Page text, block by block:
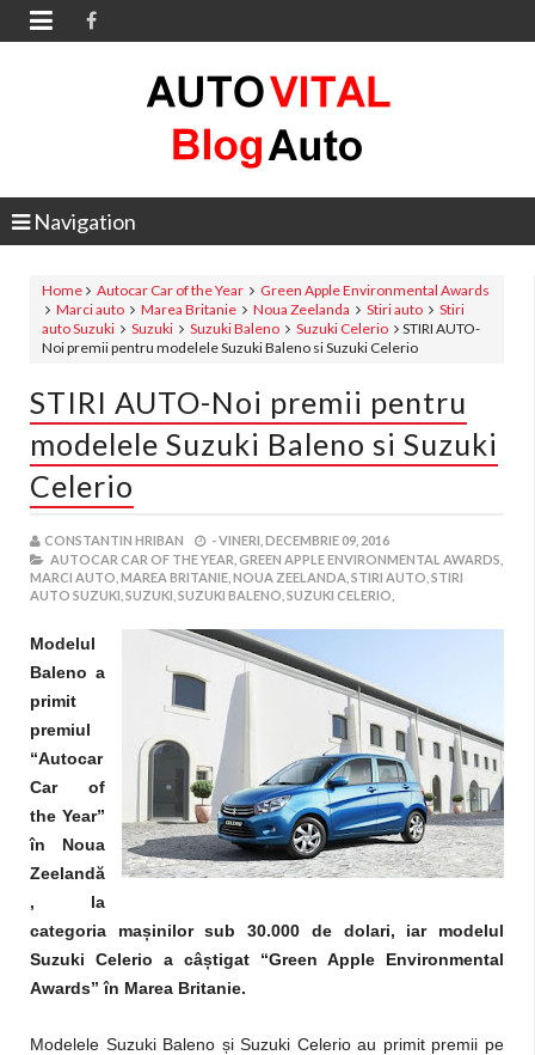

Navigation
Home Autocar Car of the Year
Green Apple Environmental Awards
Marci auto
Marea Britanie Noua Zeelanda Stiri auto
Stiri
auto Suzuki
Suzuki Suzuki Baleno Suzuki Celerio
STIRI AUTO-
Noi premii pentru modelele Suzuki Baleno si Suzuki Celerio
STIRI AUTO-Noi premii pentru
modelele Suzuki Baleno si Suzuki
Celerio
CONSTANTIN HRIBAN -VINERI, DECEMBRIE 09, 2016
AUTOCAR CAR OF THE YEAR, GREEN APPLE ENVIRONMENTAL AWARDS,
MARCI AUTO, MAREA BRITANIE, NOUA ZEELANDA, STIRI AUTO, STIRI
AUTO SUZUKI, SUZUKI, SUZUKI BALENO, SUZUKI CELERIO,
Modelul
Baleno a
primit
premiul
“Autocar
Car of
the Year”
în Noua
Zeelandă
, la
categoria mașinilor sub 30.000 de dolari, iar modelul
Suzuki Celerio a câștigat “Green Apple Environmental
Awards” în Marea Britanie.
Modelele Suzuki Baleno și Suzuki Celerio au primit premii pe